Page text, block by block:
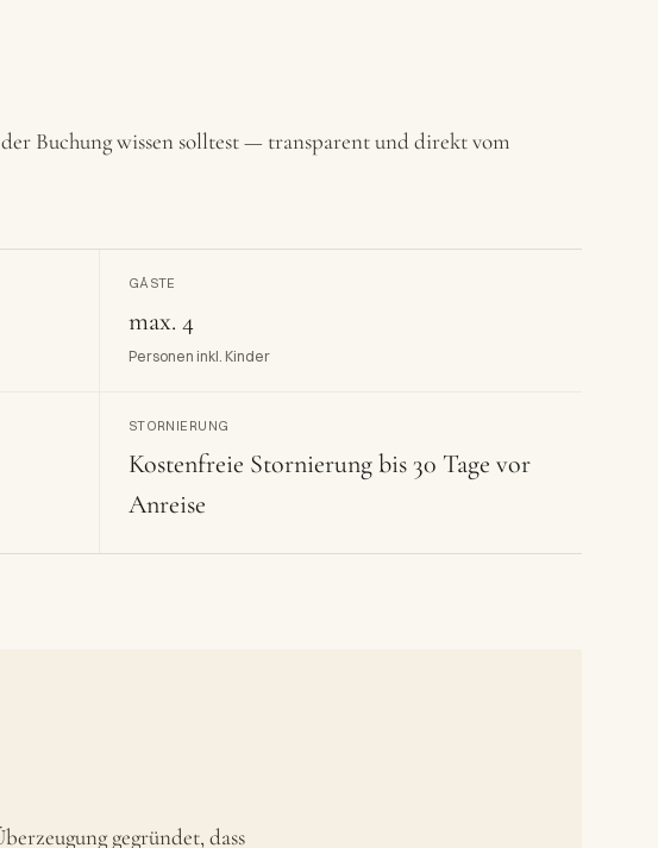
Buchung wissen solltest — transparent und direkt vom
GÄSTE
max. 4
Personen inkl. Kinder
STORNIERUNG
Kostenfreie Stornierung bis 30 Tage vor
Anreise
gegründet, dass